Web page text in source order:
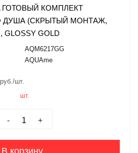
ГОТОВЫЙ КОМПЛЕКТ
ДУША (СКРЫТЫЙ МОНТАЖ,
GOLD
AQM6217GG
AQUAme
руб./шт.
шт.
- +
В корзину